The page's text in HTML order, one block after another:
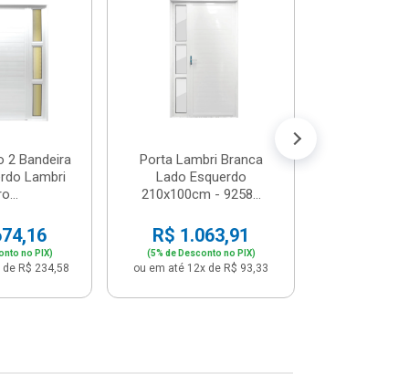
2 Bandeira
Lambri
no PIX)
R$ 234,58
Porta Lambri Branca
Lado Esquerdo
210x100cm - 9258...
R$ 1.063,91
(5% de Desconto no PIX)
ou em até 12x de R$ 93,33